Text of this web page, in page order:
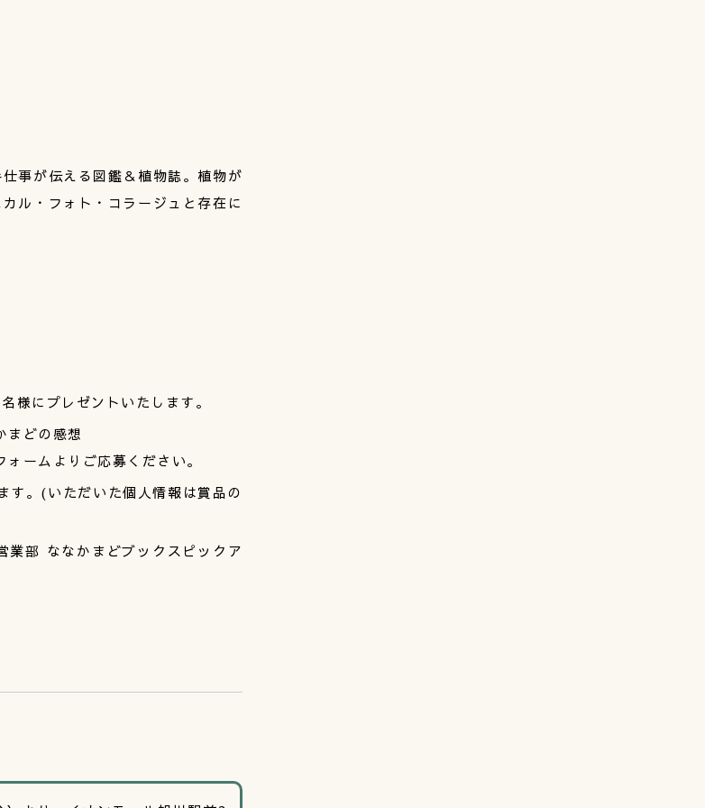
事が伝える図鑑＆植物誌。植物が
ル・フォト・コラージュと存在に
様にプレゼントいたします。
どの感想
ームよりご応募ください。
す。(いただいた個人情報は賞品の
業部 ななかまどブックスピックア